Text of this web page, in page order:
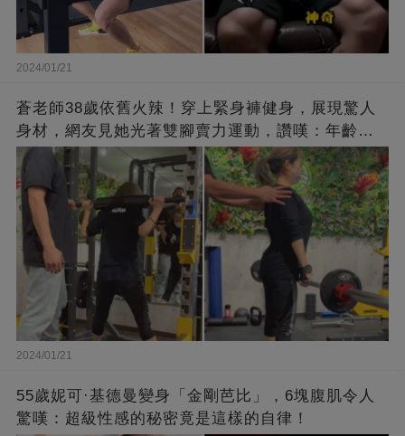
2024/01/21
蒼老師38歲依舊火辣！穿上緊身褲健身，展現驚人
身材，網友見她光著雙腳賣力運動，讚嘆：年齡不
過是個數字！
2024/01/21
55歲妮可·基德曼變身「金剛芭比」，6塊腹肌令人
驚嘆：超級性感的秘密竟是這樣的自律！